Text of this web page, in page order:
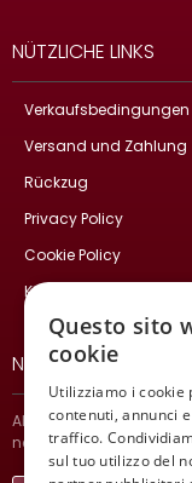
NÜTZLICHE LINKS
Verkaufsbedingungen
Versand und Zahlung
Rückzug
Privacy Policy
Cookie Policy
Kontakte
NEWSLETTER
Abonnieren Sie und
neuesten Nachrichten.
Questo sito
cookie
Utilizziamo i cookie
contenuti, annunci
traffico.
sul tuo utilizzo del